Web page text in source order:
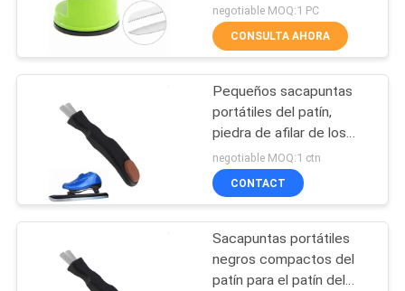
RECORRIDO
POR
FÁBRICA
CONTROL
DE
CALIDAD
Sacapuntas de
cuchillo al aire libre
ampolla doble Pacakge
negotiable MOQ:1 PC
CONSULTA AHORA
Pequeños sacapuntas
portátiles del patín,
piedra de afilar de los
sacapuntas de la cuchilla
del patín y Rod de
cerámica
negotiable MOQ:1 ctn
CONTACT
Sacapuntas portátiles
negros compactos del
patín para el patín del